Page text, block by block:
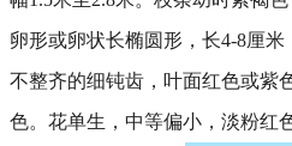
卵形或卵状长椭圆形，长4-8厘
不整齐的细钝齿，叶面红色或紫
色。花单生，中等偏小，淡粉红